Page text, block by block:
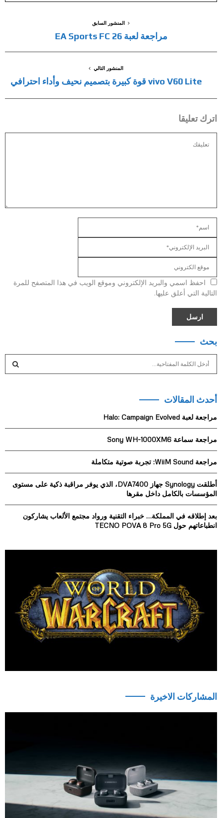
المنشور السابق
مراجعة لعبة EA Sports FC 26
المنشور التالي
vivo V60 Lite قوة كبيرة بتصميم نحيف وأداء احترافي
اترك تعليقا
احفظ اسمي والبريد الإلكتروني وموقع الويب في هذا المتصفح للمرة
التالية التي أعلق عليها.
بحث
c
f
r
:
H
أحدث المقالات
مراجعة لعبة Halo: Campaign Evolved
مراجعة سماعة Sony WH-1000XM6
مراجعة WiiM Sound: تجربة صوتية متكاملة
أطلقت Synology جهاز DVA7400، الذي يوفر مراقبة ذكية على مستوى
المؤسسات بالكامل داخل مقرها
بعد إطلاقه في المملكة… خبراء التقنية ورواد مجتمع الألعاب يشاركون
انطباعاتهم حول TECNO POVA 8 Pro 5G
المشاركات الاخيرة